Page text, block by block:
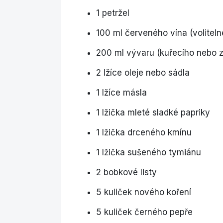
1 petržel
100 ml červeného vína
200 ml vývaru (kuřecího nebo
2 lžíce oleje nebo sádla
1 lžíce másla
1 lžička mleté sladké papriky
1 lžička drceného kmínu
1 lžička sušeného tymiánu
2 bobkové listy
5 kuliček nového koření
5 kuliček černého pepře